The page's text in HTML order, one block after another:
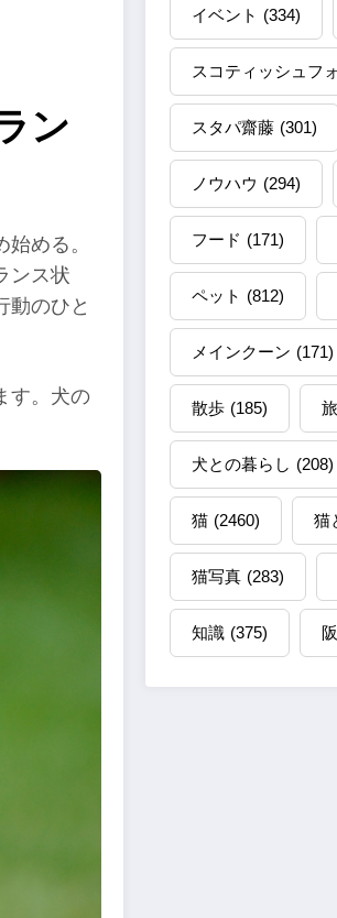
ン
める。
ンス状
動のひと
す。犬の
イベント (334)
スコティッシュフ
スタパ齋藤 (301)
ノウハウ (294)
フード (171)
ペット (812)
メインクーン (171)
散歩 (185) 旅
犬との暮らし (208)
猫 (2460) 猫
猫写真 (283)
知識 (375)